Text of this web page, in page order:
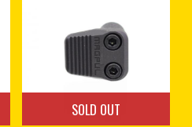
SOLD OUT